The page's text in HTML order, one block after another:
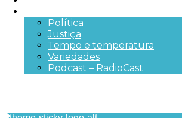
Política
Justiça
Tempo e temperatura
Variedades
Podcast – RadioCast